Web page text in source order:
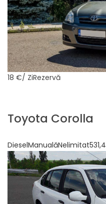
18 €/ ZiRezervă
Toyota Corolla
DieselManualăNelimitat531,4